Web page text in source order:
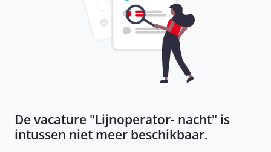
De vacature "Lijnoperator- nacht" is
intussen niet meer beschikbaar.